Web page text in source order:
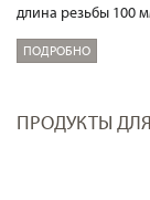
длина резьбы 100
ПОДРОБНО
ПРОДУКТЫ